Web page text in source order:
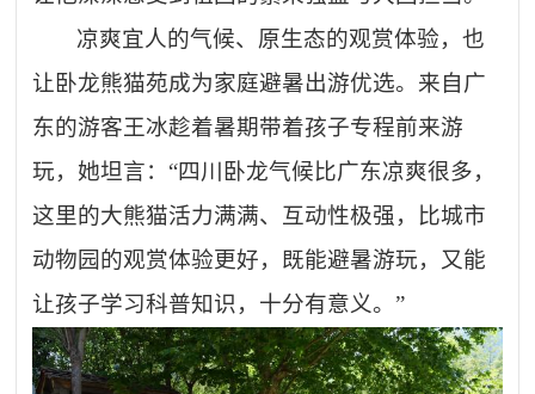
凉爽宜人的气候、原生态的观赏体验，也
让卧龙熊猫苑成为家庭避暑出游优选。来自广
东的游客王冰趁着暑期带着孩子专程前来游
玩，她坦言： “四川卧龙气候比广东凉爽很多，
这里的大熊猫活力满满、互动性极强，比城市
动物园的观赏体验更好，既能避暑游玩，又能
让孩子学习科普知识，十分有意义。”